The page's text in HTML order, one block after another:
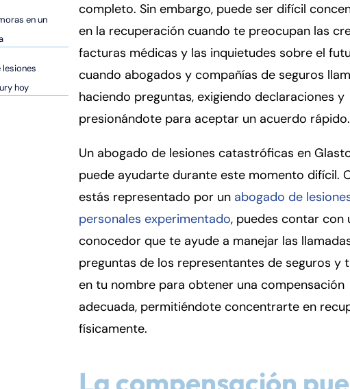
en un
lesiones
hoy
completo. Sin embargo, puede ser difícil
en la recuperación cuando te preocupan las
facturas médicas y las inquietudes sobre el
cuando abogados y compañías de seguros
haciendo preguntas, exigiendo declaraciones y
presionándote para aceptar un acuerdo rápido.
Un abogado de lesiones catastróficas en
puede ayudarte durante este momento difícil.
estás representado por un abogado de
personales experimentado, puedes contar con
conocedor que te ayude a manejar las
preguntas de los representantes de seguros y
en tu nombre para obtener una compensación
adecuada, permitiéndote concentrarte en
físicamente.
La compensación